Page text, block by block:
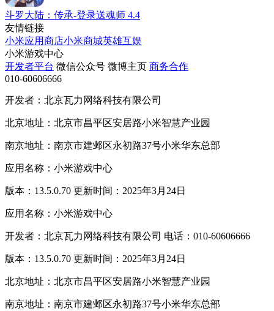
斗罗大陆：传承-登录送魂师 4.4
友情链接
小米应用商店小米商城英雄互娱
小米游戏中心
开发者平台 微信公众号 微博主页 商务合作
010-60606666
开发者：北京瓦力网络科技有限公司
北京地址：北京市昌平区安居路小米智慧产业园
南京地址：南京市建邺区永初路37号小米华东总部
应用名称：小米游戏中心
版本：13.5.0.70 更新时间：2025年3月24日
应用名称：小米游戏中心
开发者：北京瓦力网络科技有限公司 电话：010-60606666
版本：13.5.0.70 更新时间：2025年3月24日
北京地址：北京市昌平区安居路小米智慧产业园
南京地址：南京市建邺区永初路37号小米华东总部